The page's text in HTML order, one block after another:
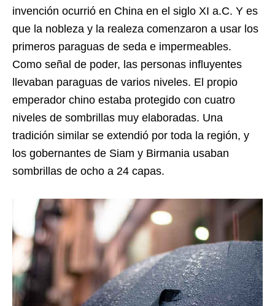
invención ocurrió en China en el siglo XI a.C. Y es
que la nobleza y la realeza comenzaron a usar los
primeros paraguas de seda e impermeables.
Como señal de poder, las personas influyentes
llevaban paraguas de varios niveles. El propio
emperador chino estaba protegido con cuatro
niveles de sombrillas muy elaboradas. Una
tradición similar se extendió por toda la región, y
los gobernantes de Siam y Birmania usaban
sombrillas de ocho a 24 capas.